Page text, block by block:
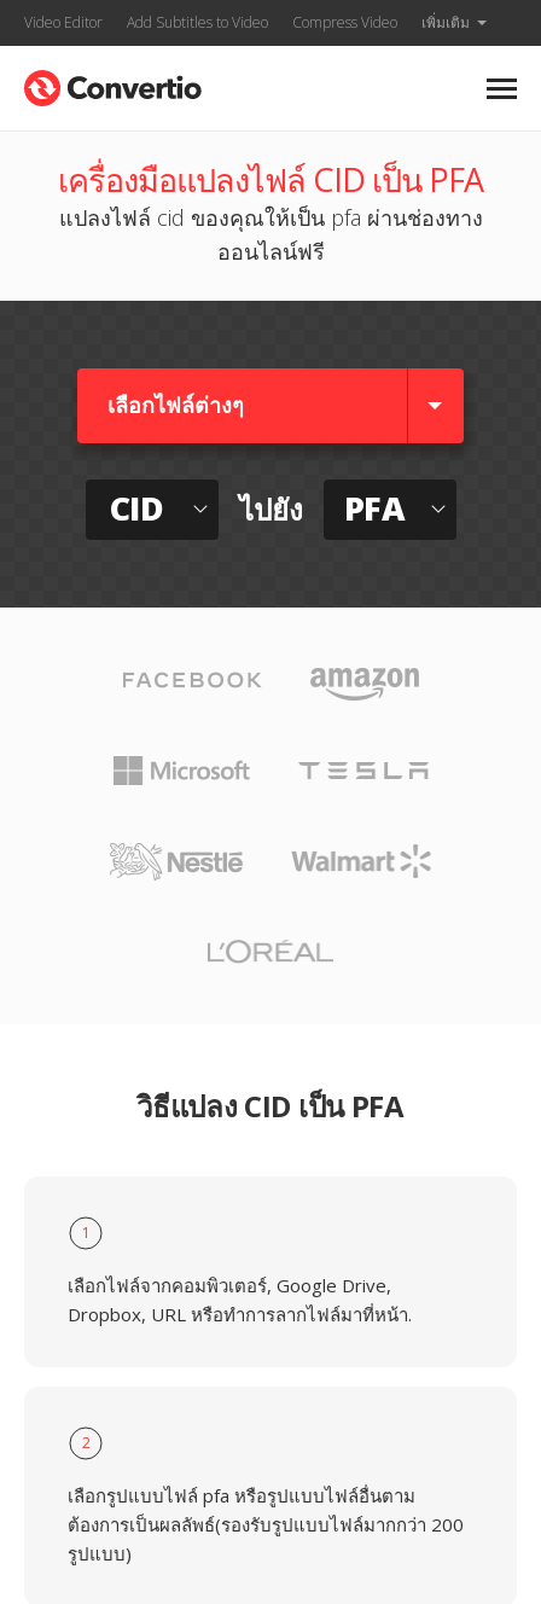
Video Editor Add Subtitles to Video Compress Video เพิ่มเติม
เครื่องมือแปลงไฟล์ CID เป็น PFA
แปลงไฟล์ cid ของคุณให้เป็น pfa ผ่านช่องทาง
ออนไลน์ฟรี
เลือกไฟล์ต่างๆ​
CID ไปยัง PFA
วิธีแปลง CID เป็น PFA
1
เลือกไฟล์จากคอมพิวเตอร์, Google Drive,
Dropbox, URL หรือทำการลากไฟล์มาที่หน้า.
2
เลือกรูปแบบไฟล์ pfa หรือรูปแบบไฟล์อื่นตาม
ต้องการเป็นผลลัพธ์(รองรับรูปแบบไฟล์มากกว่า 200
รูปแบบ)